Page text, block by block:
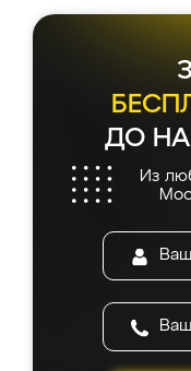
довольна, все
ДО
Из